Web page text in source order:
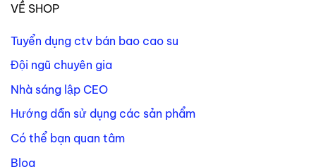
VỀ SHOP
Tuyển dụng ctv bán bao cao su
Đội ngũ chuyên gia
Nhà sáng lập CEO
Hướng dẫn sử dụng các sản phẩm
Có thể bạn quan tâm
Blog